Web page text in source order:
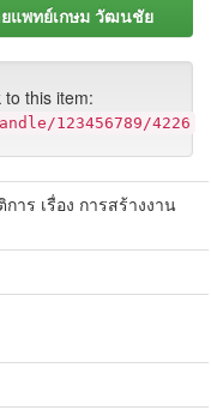
ยแพทย์เกษม วัฒนชัย
this item:
123456789/4226
าร เรื่อง การสร้างงาน